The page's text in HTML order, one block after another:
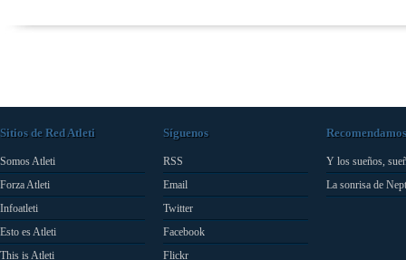
Sitios de Red Atleti
Somos Atleti
Forza Atleti
Infoatleti
Esto es Atleti
This is Atleti
Síguenos
RSS
Email
Twitter
Facebook
Flickr
Recomendamos
Y los sueños,
La sonrisa de